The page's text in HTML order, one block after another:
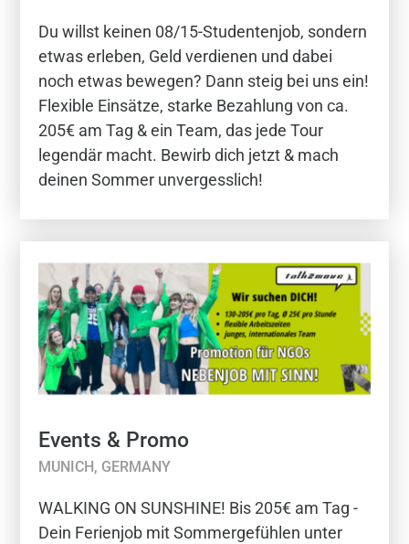
Du willst keinen 08/15-Studentenjob, sondern
etwas erleben, Geld verdienen und dabei
noch etwas bewegen? Dann steig bei uns ein!
Flexible Einsätze, starke Bezahlung von ca.
205€ am Tag & ein Team, das jede Tour
legendär macht. Bewirb dich jetzt & mach
deinen Sommer unvergesslich!
Events & Promo
MUNICH, GERMANY
WALKING ON SUNSHINE! Bis 205€ am Tag -
Dein Ferienjob mit Sommergefühlen unter